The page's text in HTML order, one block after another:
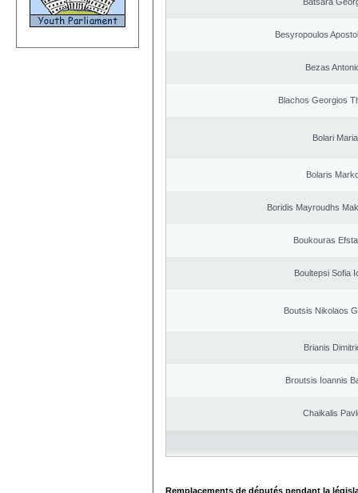
Besyropoulos
Bezas
Blachos Georgios
Bolari Maria
Bolaris
Boridis Mayroudhs
Boukouras
Boultepsi Sofia
Boutsis Nikolaos
Brianis
Broutsis Ioannis
Chaikalis
Remplacements de députés pendant la